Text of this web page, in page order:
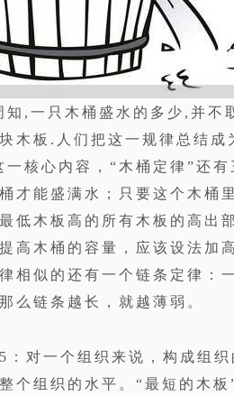
,一只木桶盛水的多少,并不
木板.人们把这一规律总结成
核心内容，“木桶定律”还有
才能盛满水；只要这个木桶
低木板高的所有木板的高出
高木桶的容量，应该设法加
相似的还有一个链条定律：
么链条越长，就越薄弱。
：对一个组织来说，构成组
个组织的水平。“最短的木